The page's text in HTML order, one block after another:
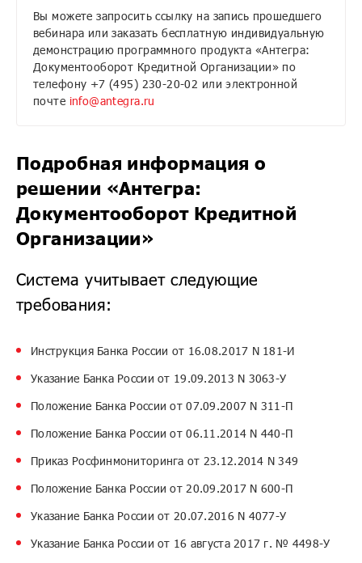
Вы можете запросить ссылку на запись прошедшего
вебинара или заказать бесплатную индивидуальную
демонстрацию программного продукта «Антегра:
Документооборот Кредитной Организации» по
телефону +7 (495) 230-20-02 или электронной
почте info@antegra.ru
Подробная информация о
решении «Антегра:
Документооборот Кредитной
Организации»
Система учитывает следующие
требования:
Инструкция Банка России от 16.08.2017 N 181-И
Указание Банка России от 19.09.2013 N 3063-У
Положение Банка России от 07.09.2007 N 311-П
Положение Банка России от 06.11.2014 N 440-П
Приказ Росфинмониторинга от 23.12.2014 N 349
Положение Банка России от 20.09.2017 N 600-П
Указание Банка России от 20.07.2016 N 4077-У
Указание Банка России от 16 августа 2017 г. № 4498-У